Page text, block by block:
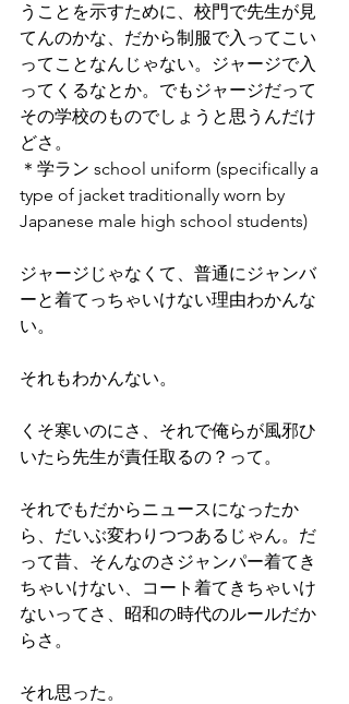
うことを示すために、校門で先生が見
てんのかな、だから制服で入ってこい
ってことなんじゃない。ジャージで入
ってくるなとか。でもジャージだって
その学校のものでしょうと思うんだけ
どさ。
＊学ラン school uniform (specifically a
type of jacket traditionally worn by
Japanese male high school students)
ジャージじゃなくて、普通にジャンバ
ーと着てっちゃいけない理由わかんな
い。
それもわかんない。
くそ寒いのにさ、それで俺らが風邪ひ
いたら先生が責任取るの？って。
それでもだからニュースになったか
ら、だいぶ変わりつつあるじゃん。だ
って昔、そんなのさジャンパー着てき
ちゃいけない、コート着てきちゃいけ
ないってさ、昭和の時代のルールだか
らさ。
それ思った。